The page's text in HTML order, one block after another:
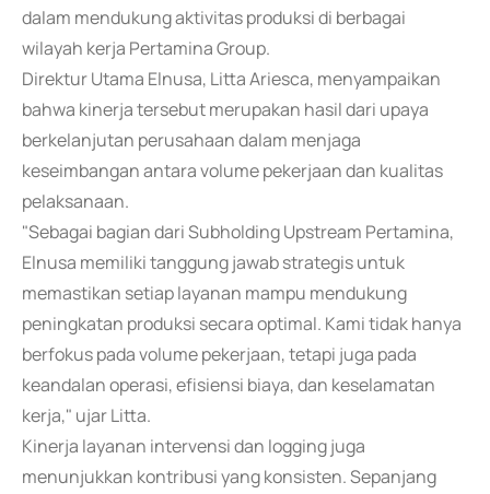
dalam mendukung aktivitas produksi di berbagai
wilayah kerja Pertamina Group.
Direktur Utama Elnusa, Litta Ariesca, menyampaikan
bahwa kinerja tersebut merupakan hasil dari upaya
berkelanjutan perusahaan dalam menjaga
keseimbangan antara volume pekerjaan dan kualitas
pelaksanaan.
"Sebagai bagian dari Subholding Upstream Pertamina,
Elnusa memiliki tanggung jawab strategis untuk
memastikan setiap layanan mampu mendukung
peningkatan produksi secara optimal. Kami tidak hanya
berfokus pada volume pekerjaan, tetapi juga pada
keandalan operasi, efisiensi biaya, dan keselamatan
kerja," ujar Litta.
Kinerja layanan intervensi dan logging juga
menunjukkan kontribusi yang konsisten. Sepanjang